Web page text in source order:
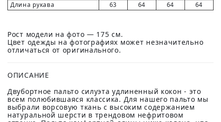
Длина рукава
63 64 64 64
Рост модели на фото — 175 см.
Цвет одежды на фотографиях может незначительно
отличаться от оригинального.
ОПИСАНИЕ
Двубортное пальто силуэта удлиненный кокон - это
всем полюбившаяся классика. Для нашего пальто мы
выбрали ворсовую ткань с высоким содержанием
натуральной шерсти в трендовом нефритовом